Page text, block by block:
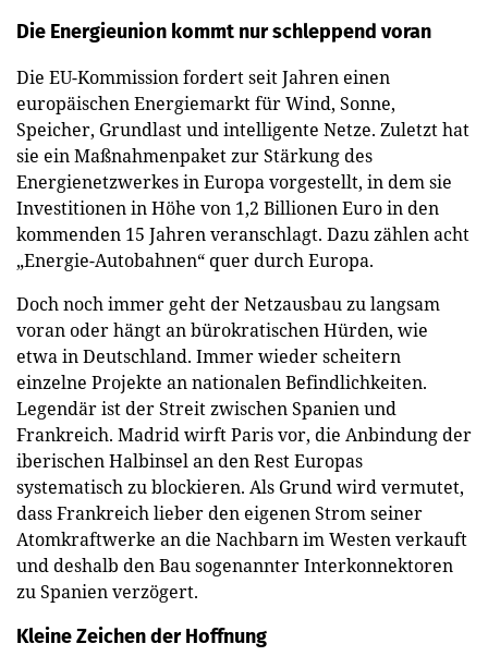
Die Energieunion kommt nur schleppend voran
Die EU-Kommission fordert seit Jahren einen
europäischen Energiemarkt für Wind, Sonne,
Speicher, Grundlast und intelligente Netze. Zuletzt hat
sie ein Maßnahmenpaket zur Stärkung des
Energienetzwerkes in Europa vorgestellt, in dem sie
Investitionen in Höhe von 1,2 Billionen Euro in den
kommenden 15 Jahren veranschlagt. Dazu zählen acht
„Energie-Autobahnen“ quer durch Europa.
Doch noch immer geht der Netzausbau zu langsam
voran oder hängt an bürokratischen Hürden, wie
etwa in Deutschland. Immer wieder scheitern
einzelne Projekte an nationalen Befindlichkeiten.
Legendär ist der Streit zwischen Spanien und
Frankreich. Madrid wirft Paris vor, die Anbindung der
iberischen Halbinsel an den Rest Europas
systematisch zu blockieren. Als Grund wird vermutet,
dass Frankreich lieber den eigenen Strom seiner
Atomkraftwerke an die Nachbarn im Westen verkauft
und deshalb den Bau sogenannter Interkonnektoren
zu Spanien verzögert.
Kleine Zeichen der Hoffnung